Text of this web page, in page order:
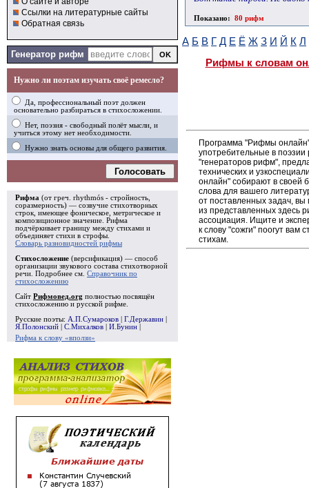
Ссылки на литературные сайты
Обратная связь
Генератор рифм
Нужно ли поэтам изучать своё ремесло?
Да, профессиональный поэт должен
основательно разбираться в стихосложении.
Нет, поэзия - свободный полёт мысли, и
учиться этому нет необходимости.
Нужно знать основы для общего развития.
Голосовать
Рифма (от греч. rhythmós - стройность,
соразмерность) — созвучие стихотворных
строк, имеющее фоническое, метрическое и
композиционное значение. Рифма
подчёркивает границу между стихами и
объединяет стихи в строфы
Словарь разновидностей рифмы
Стихосложение (версификация) — способ
организации звукового состава стихотворной
речи. Подробнее см. Справочник по
стихосложению
Сайт Рифмовед.org полностью посвящён
стихосложению и русской рифме.
Русские поэты: А.П.Сумароков Г.Державин
Я.Полонский
С.Михалков И.Бунин
Рифма к слову «вползи»
Показано: 80 рифм
А Б В Г Д Е Ё Ж З И Й К Л
Рифмы к словам
Программа "Рифмы
употребительные в
"генераторов рифм",
технических и
онлайн" собирают в своей
слова для вашего
от поставленных задач,
из представленных здесь
ассоциация. Ищите и
к слову "сожги" поогут
стихам.